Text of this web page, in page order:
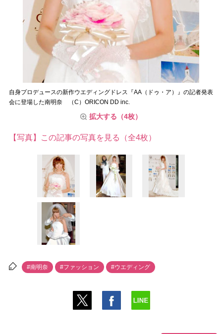
自身プロデュースの新作ウエディングドレス『AA（ドゥ・ア）』の記者発表
会に登場した南明奈 （C）ORICON DD inc.
拡大する（4枚）
【写真】この記事の写真を見る（全4枚）
#南明奈 #ファッション #ウエディング